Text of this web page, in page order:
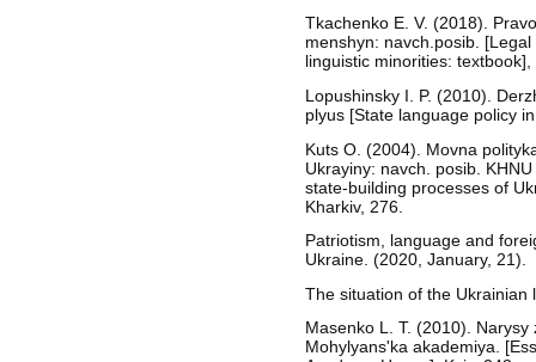
Tkachenko E. V. (2018).
menshyn: navch.posib.
linguistic minorities: textbook],
Lopushinsky I. P. (2010).
plyus [State language policy
Kuts O. (2004). Movna
Ukrayiny: navch. posib.
state-building processes of
Kharkiv, 276.
Patriotism, language and
Ukraine. (2020, January, 21).
The situation of the Ukrainian
Masenko L. T. (2010). Narysy
Mohylyansʹka akademiya.